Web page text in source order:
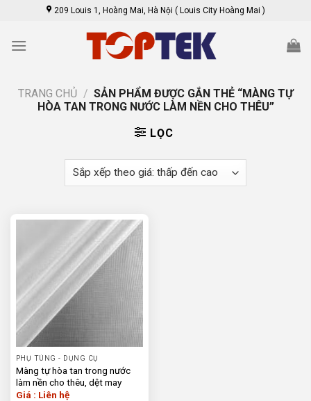
content
209 Louis 1, Hoàng Mai, Hà Nội ( Louis City Hoàng Mai )
TRANG CHỦ / SẢN PHẨM ĐƯỢC GẮN THẺ “MÀNG TỰ
HÒA TAN TRONG NƯỚC LÀM NỀN CHO THÊU”
LỌC
PHỤ TÙNG - DỤNG CỤ
Màng tự hòa tan trong nước
làm nền cho thêu, dệt may
Giá : Liên hệ